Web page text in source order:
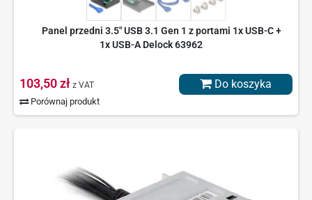
Panel przedni 3.5" USB 3.1 Gen 1 z portami 1x USB-C +
1x USB-A Delock 63962
103,50 zł z VAT
Porównaj produkt
Do koszyka